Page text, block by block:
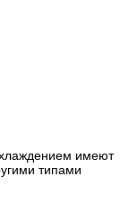
имеют
типами